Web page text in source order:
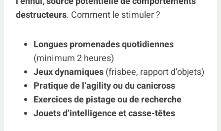
destructeurs. Comment le stimuler ?
Longues promenades quotidiennes
(minimum 2 heures)
Jeux dynamiques(frisbee, rapport d’objets)
Pratique de l’agility ou du canicross
Exercices de pistage ou de recherche
Jouets d’intelligence et casse-têtes